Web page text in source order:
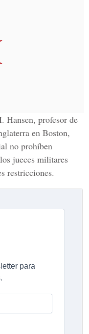
profesor de
en Boston,
no prohíben
jueces militares
restricciones.